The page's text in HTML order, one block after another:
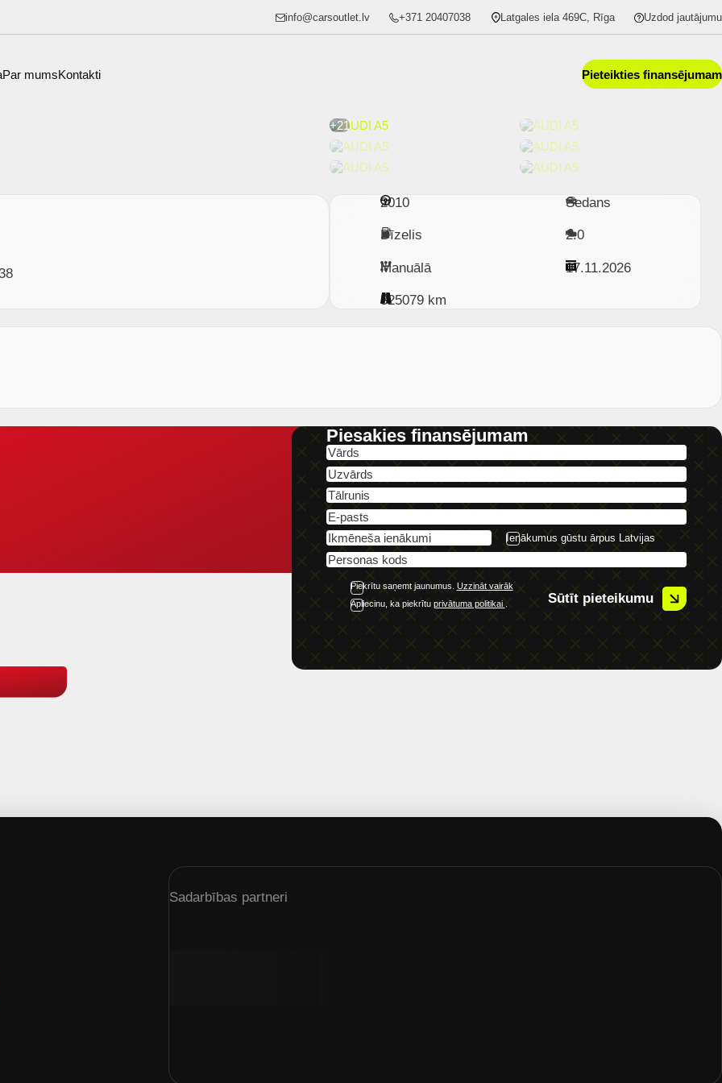
info@carsoutlet.lv +371 20407038 Latgales iela 469C, Rīga Uzdod jautājumu
Par mumsKontakti Pieteikties finansējumam
+21
2010 Sedans
Dīzelis 2.0
Manuālā 17.11.2026
325079 km
Piesakies finansējumam
Ienākumus gūstu ārpus Latvijas
Piekrītu saņemt jaunumus. Uzzināt vairāk
Apliecinu, ka piekrītu privātuma politikai Sūtīt pieteikumu
Sadarbības partneri